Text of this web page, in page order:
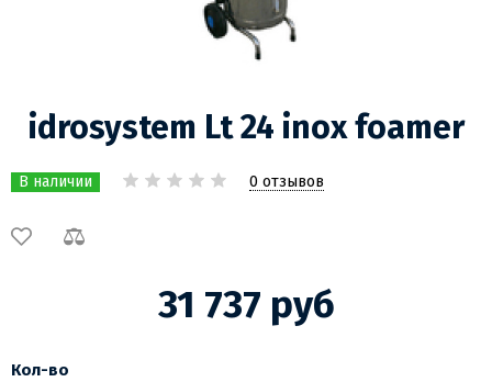
idrosystem Lt 24 inox foamer
В наличии 0 отзывов
31 737 руб
Кол-во